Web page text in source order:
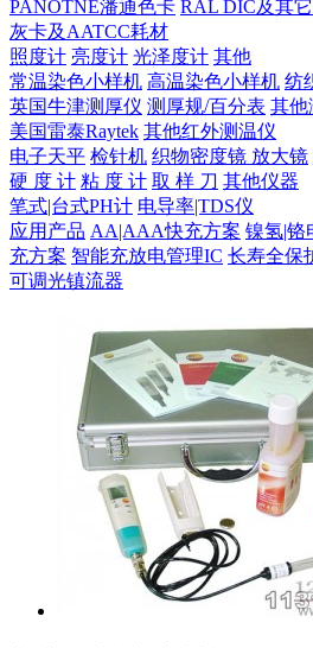
PANOTNE潘通色卡 RAL DIC及其
灰卡及AATCC耗材
照度计 亮度计 光泽度计 其他
常温染色小样机 高温染色小样机 纺
英国牛津测厚仪 测厚规/百分表 其他
美国雷泰Raytek 其他红外测温仪
电子天平 检针机 织物密度镜 放大镜
硬 度 计 粘 度 计 取 样 刀 其他仪器
笔式|台式PH计 电导率|TDS仪
应用产品 AA|AAA快充方案 镍氢|铬
充方案 智能充放电管理IC 长寿全保
可调光镇流器